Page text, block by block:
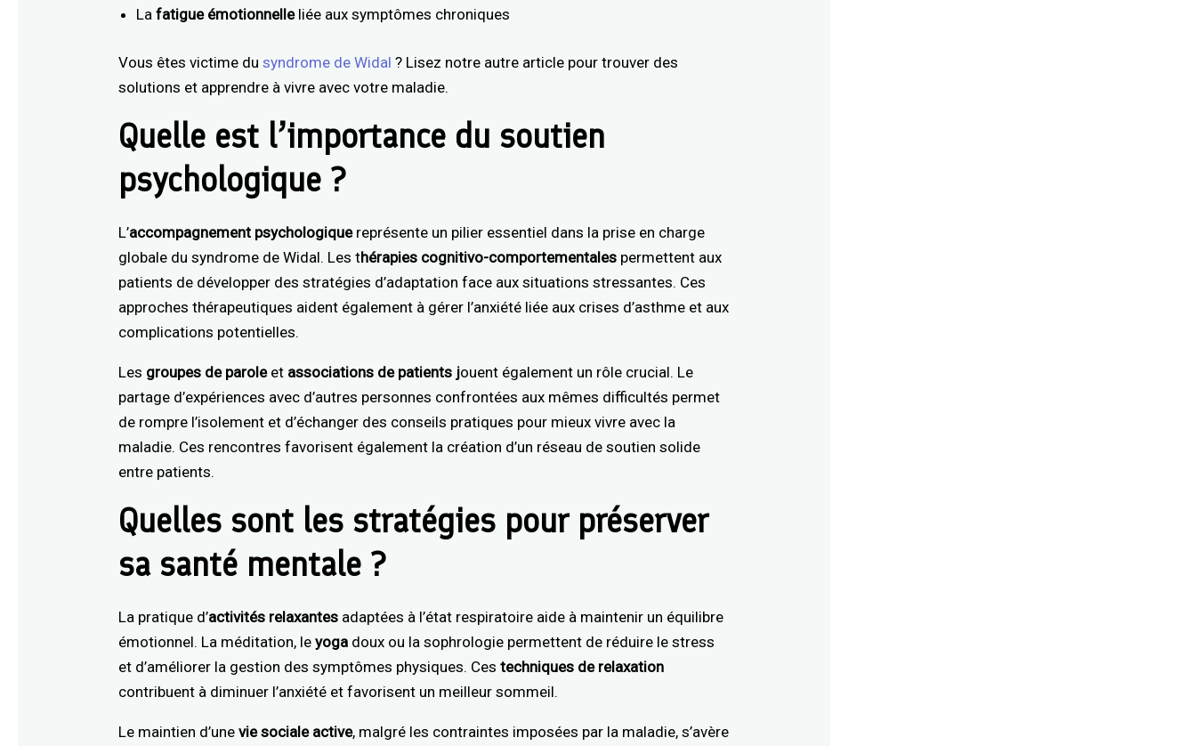
La fatigue émotionnelleliée aux symptômes chroniques
Vous êtes victime dusyndrome de Widal ? Lisez notre autre article pour trouver des
solutions et apprendre à vivre avec votre maladie.
Quelle est l’importance du soutien
psychologique ?
L’accompagnement psychologiquereprésente un pilier essentiel dans la prise en charge
globale du syndrome de Widal. Les thérapies cognitivo-comportementales permettent aux
patients de développer des stratégies d’adaptation face aux situations stressantes. Ces
approches thérapeutiques aident également à gérer l’anxiété liée aux crises d’asthme et aux
complications potentielles.
Les groupes de paroleet associations de patients jouent également un rôle crucial. Le
partage d’expériences avec d’autres personnes confrontées aux mêmes difficultés permet
de rompre l’isolement et d’échanger des conseils pratiques pour mieux vivre avec la
maladie. Ces rencontres favorisent également la création d’un réseau de soutien solide
entre patients.
Quelles sont les stratégies pour préserver
sa santé mentale ?
La pratique d’activités relaxantes adaptées à l’état respiratoire aide à maintenir un équilibre
émotionnel. La méditation, leyoga doux ou la sophrologie permettent de réduire le stress
et d’améliorer la gestion des symptômes physiques. Cestechniques de relaxation
contribuent à diminuer l’anxiété et favorisent un meilleur sommeil.
Le maintien d’unevie sociale active, malgré les contraintes imposées par la maladie, s’avère